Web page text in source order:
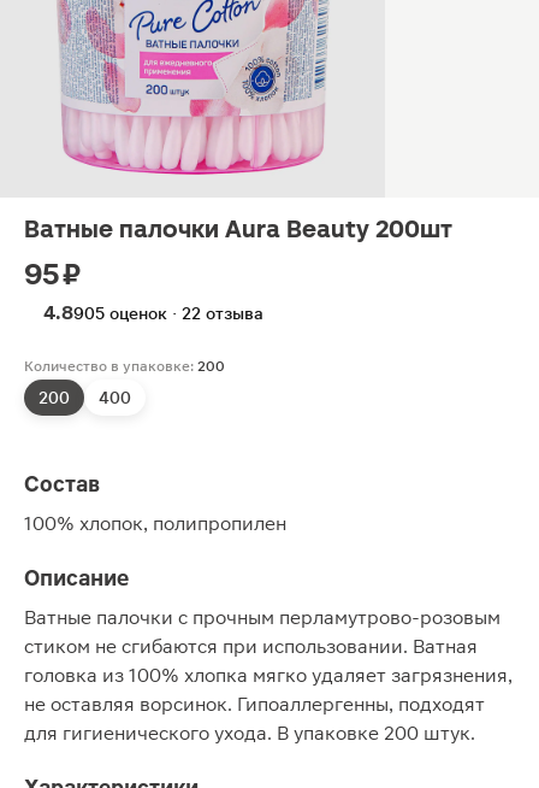
Ватные палочки Aura Beauty 200шт
95 ₽
4.8905 оценок · 22 отзыва
Количество в упаковке: 200
200 400
Состав
100% хлопок, полипропилен
Описание
Ватные палочки с прочным перламутрово-розовым
стиком не сгибаются при использовании. Ватная
головка из 100% хлопка мягко удаляет загрязнения,
не оставляя ворсинок. Гипоаллергенны, подходят
для гигиенического ухода. В упаковке 200 штук.